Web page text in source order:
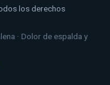
los derechos
· Dolor de espalda y